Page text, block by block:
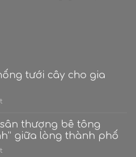
tưới cây cho gia
ở
bao
nhiêu
hệ
thống
thượng bê tông
giữa lòng thành phố
ở